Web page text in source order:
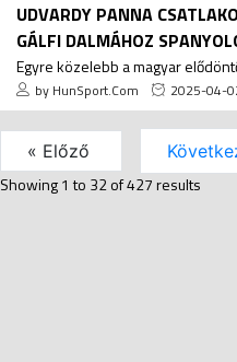
UDVARDY PANNA
GÁLFI DALMÁHOZ
Egyre közelebb a magyar
by HunSport.Com 2025-04-
« Előző
Showing1 to 32of427results